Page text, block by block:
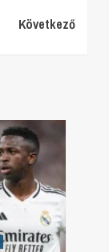
Következő